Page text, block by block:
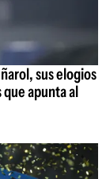
sus elogios
que apunta al